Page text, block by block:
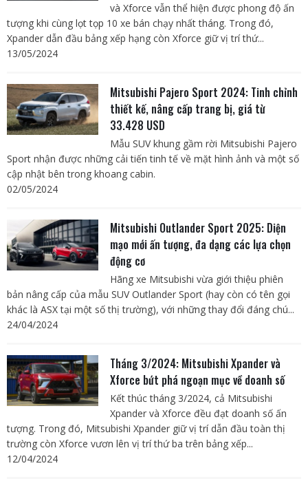
và Xforce vẫn thể hiện được phong độ ấn
tượng khi cùng lọt tọp 10 xe bán chạy nhất tháng. Trong đó,
Xpander dẫn đầu bảng xếp hạng còn Xforce giữ vị trí thứ...
13/05/2024
Mitsubishi Pajero Sport 2024: Tinh chỉnh
thiết kế, nâng cấp trang bị, giá từ
33.428 USD
Mẫu SUV khung gầm rời Mitsubishi Pajero
Sport nhận được những cải tiến tinh tế về mặt hình ảnh và một số
cập nhật bên trong khoang cabin.
02/05/2024
Mitsubishi Outlander Sport 2025: Diện
mạo mới ấn tượng, đa dạng các lựa chọn
động cơ
Hãng xe Mitsubishi vừa giới thiệu phiên
bản nâng cấp của mẫu SUV Outlander Sport (hay còn có tên gọi
khác là ASX tại một số thị trường), với những thay đổi đáng chú...
24/04/2024
Tháng 3/2024: Mitsubishi Xpander và
Xforce bứt phá ngoạn mục về doanh số
Kết thúc tháng 3/2024, cả Mitsubishi
Xpander và Xforce đều đạt doanh số ấn
tượng. Trong đó, Mitsubishi Xpander giữ vị trí dẫn đầu toàn thị
trường còn Xforce vươn lên vị trí thứ ba trên bảng xếp...
12/04/2024